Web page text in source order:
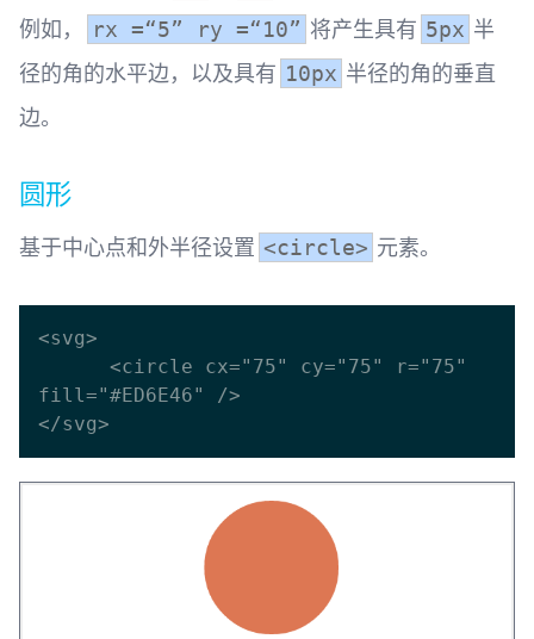
例如，
rx =“5” ry =“10” 将产生具有 5px 半
径的角的水平边，以及具有 10px 半径的角的垂直
边。
圆形
基于中心点和外半径设置 <circle> 元素。
<svg>
fill="#ED6E46" />